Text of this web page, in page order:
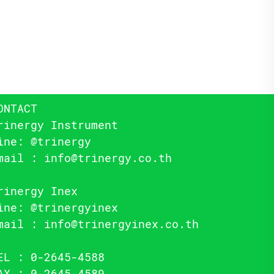
Instrument
@trinergy
: info@trinergy.co.th
Inex
@trinergyinex
: info@trinergyinex.co.th
: 0-2645-4588